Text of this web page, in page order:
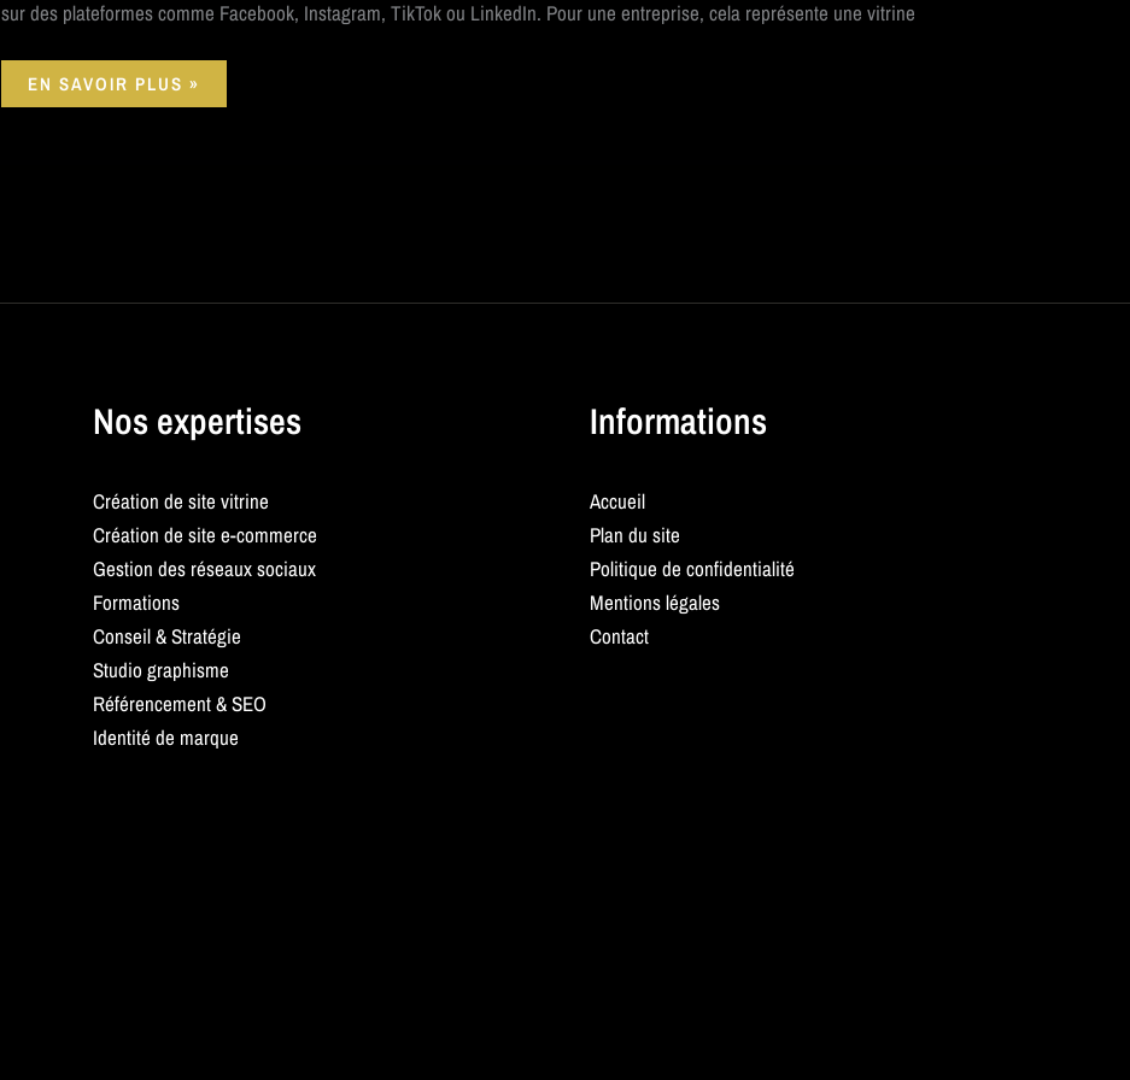
sur des plateformes comme Facebook, Instagram, TikTok ou LinkedIn. Pour une entreprise, cela représente une vitrine
EN SAVOIR PLUS »
Nos expertises
Création de site vitrine
Création de site e-commerce
Gestion des réseaux sociaux
Formations
Conseil & Stratégie
Studio graphisme
Référencement & SEO
Identité de marque
Informations
Accueil
Plan du site
Politique de confidentialité
Mentions légales
Contact